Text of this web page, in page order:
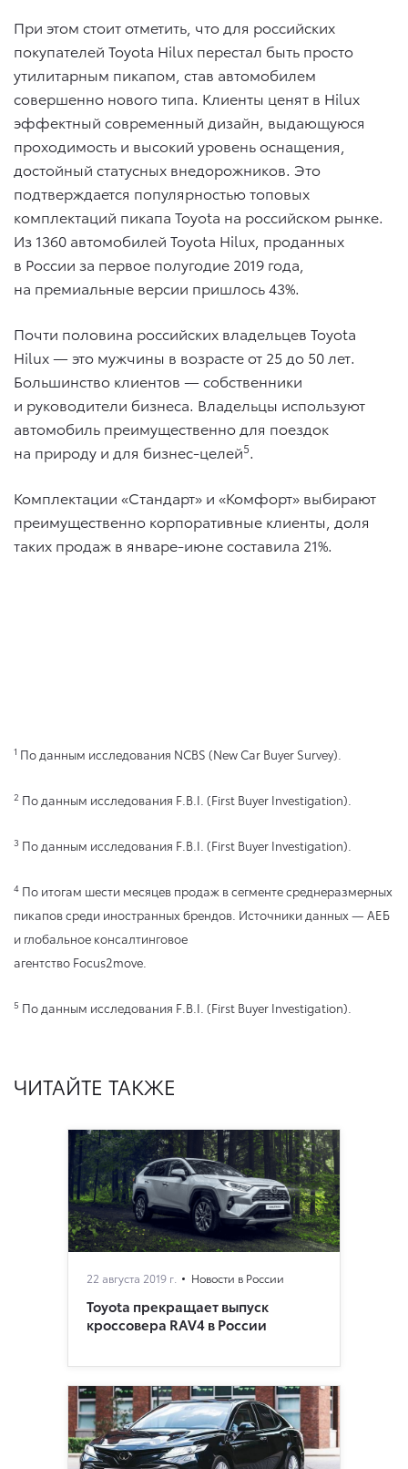
При этом стоит отметить, что для российских
покупателей Toyota Hilux перестал быть просто
утилитарным пикапом, став автомобилем
совершенно нового типа. Клиенты ценят в Hilux
эффектный современный дизайн, выдающуюся
проходимость и высокий уровень оснащения,
достойный статусных внедорожников. Это
подтверждается популярностью топовых
комплектаций пикапа Toyota на российском рынке.
Из 1360 автомобилей Toyota Hilux, проданных
в России за первое полугодие 2019 года,
на премиальные версии пришлось 43%.
Почти половина российских владельцев Toyota
Hilux — это мужчины в возрасте от 25 до 50 лет.
Большинство клиентов — собственники
и руководители бизнеса. Владельцы используют
автомобиль преимущественно для поездок
на природу и для бизнес-целей5.
Комплектации «Стандарт» и «Комфорт» выбирают
преимущественно корпоративные клиенты, доля
таких продаж в январе-июне составила 21%.
1 По данным исследования NCBS (New Car Buyer Survey).
2 По данным исследования F.B.I. (First Buyer Investigation).
3 По данным исследования F.B.I. (First Buyer Investigation).
4 По итогам шести месяцев продаж в сегменте среднеразмерных
пикапов среди иностранных брендов. Источники данных — АЕБ
и глобальное консалтинговое
агентство Focus2move.
5 По данным исследования F.B.I. (First Buyer Investigation).
ЧИТАЙТЕ ТАКЖЕ
22 августа 2019 г. Новости в России
Toyota прекращает выпуск
кроссовера RAV4 в России